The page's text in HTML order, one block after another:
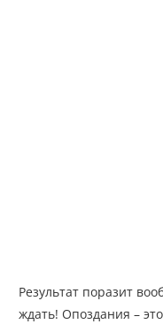
Результат поразит
ждать! Опоздания –